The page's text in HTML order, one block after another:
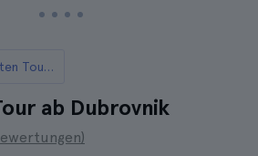
Die 7 besten Touren in Dubrovnik
ab Dubrovnik